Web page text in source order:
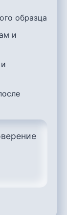
образца
и